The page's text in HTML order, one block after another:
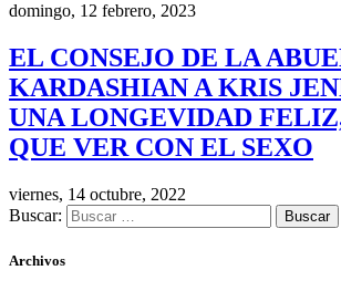
domingo, 12 febrero, 2023
EL CONSEJO DE LA
KARDASHIAN A KRIS
UNA LONGEVIDAD
QUE VER CON EL SEXO
viernes, 14 octubre, 2022
Buscar:
Archivos